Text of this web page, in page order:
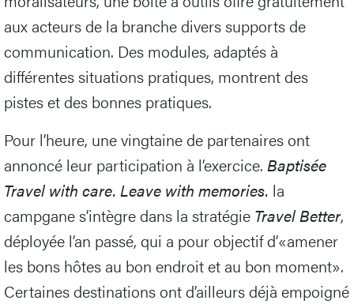
aux acteurs de la branche divers supports de
communication. Des modules, adaptés à
différentes situations pratiques, montrent des
pistes et des bonnes pratiques.
Pour l’heure, une vingtaine de partenaires ont
annoncé leur participation à l’exercice. Baptisée
Travel with care. Leave with memories. la
campgane s’intègre dans la stratégie Travel Better,
déployée l’an passé, qui a pour objectif d’«amener
les bons hôtes au bon endroit et au bon moment».
Certaines destinations ont d’ailleurs déjà empoigné